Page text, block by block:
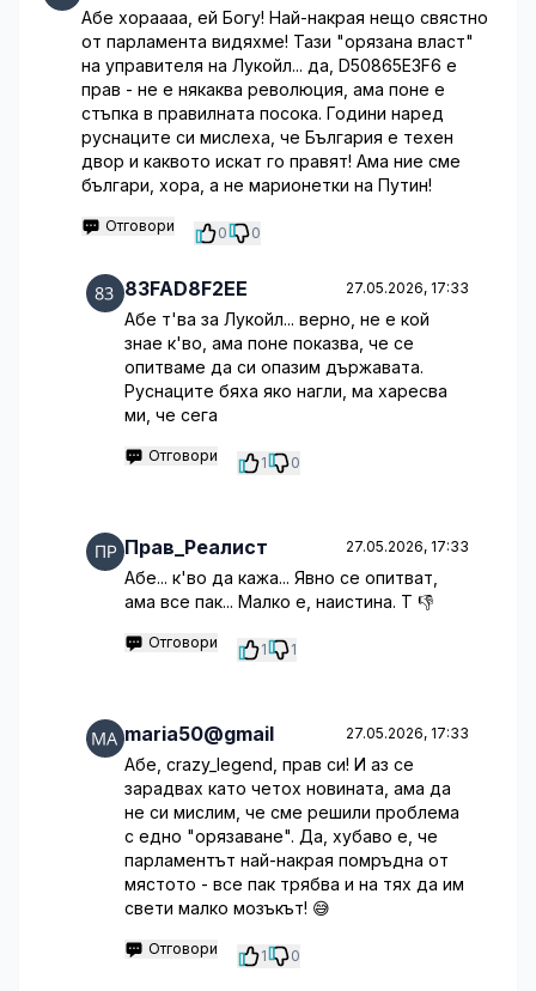
Абе хораааа, ей Богу! Най-накрая нещо свястно
от парламента видяхме! Тази "орязана власт"
на управителя на Лукойл... да, D50865E3F6 е
прав - не е някаква революция, ама поне е
стъпка в правилната посока. Години наред
руснаците си мислеха, че България е техен
двор и каквото искат го правят! Ама ние сме
българи, хора, а не марионетки на Путин!
Отговори 0 0
83FAD8F2EE 27.05.2026, 17:33
Абе т'ва за Лукойл... верно, не е кой
знае к'во, ама поне показва, че се
опитваме да си опазим държавата.
Руснаците бяха яко нагли, ма харесва
ми, че сега
Отговори 1 0
Прав_Реалист 27.05.2026, 17:33
Абе... к'во да кажа... Явно се опитват,
ама все пак... Малко е, наистина. Т 👎
Отговори 1 1
maria50@gmail 27.05.2026, 17:33
Абе, crazy_legend, прав си! И аз се
зарадвах като четох новината, ама да
не си мислим, че сме решили проблема
с едно "орязаване". Да, хубаво е, че
парламентът най-накрая помръдна от
мястото - все пак трябва и на тях да им
свети малко мозъкът! 😅
Отговори 1 0